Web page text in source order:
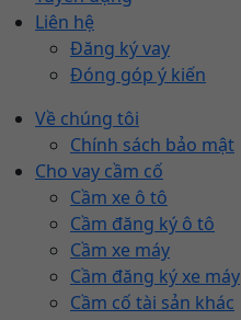
Liên hệ
Đăng ký vay
Đóng góp ý kiến
Về chúng tôi
Chính sách bảo mật
Cho vay cầm cố
Cầm xe ô tô
Cầm đăng ký ô tô
Cầm xe máy
Cầm đăng ký xe máy
Cầm cố tài sản khác